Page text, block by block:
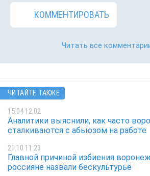
КОММЕНТИРОВАТЬ
Читать все
ЧИТАЙТЕ ТАКЖЕ
15.04 12:02
Аналитики выяснили, как часто
сталкиваются с абьюзом на работе
21.10 11:23
Главной причиной избиения
россияне назвали бескультурье